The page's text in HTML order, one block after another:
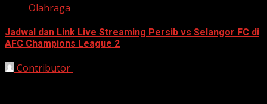
Olahraga
Jadwal dan Link Live Streaming Persib vs Selangor FC di
AFC Champions League 2
Contributor